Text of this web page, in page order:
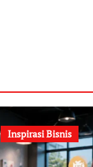
Inspirasi Bisnis